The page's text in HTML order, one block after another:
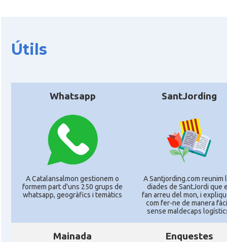
Útils
Whatsapp
A Catalansalmon gestionem o
formem part d'uns 250 grups de
whatsapp, geogràfics i temàtics
SantJording
A Santjording.com reunim
diades de SantJordi que
fan arreu del mon, i
com fer-ne de manera
sense maldecaps
Mainada Enquestes